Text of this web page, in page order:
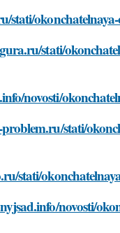
stati/
stati/
novosti/
stati/
stati/
novosti/